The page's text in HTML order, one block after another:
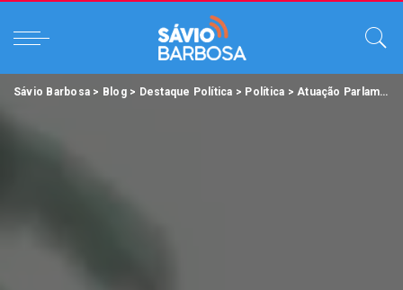
Sávio Barbosa > Blog> Destaque Política > Política >Atuação Parlamentar